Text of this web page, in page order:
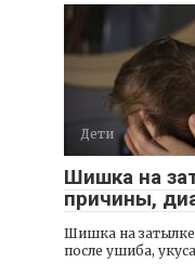
Дети
Шишка на
причины,
Шишка на
после ушиба,